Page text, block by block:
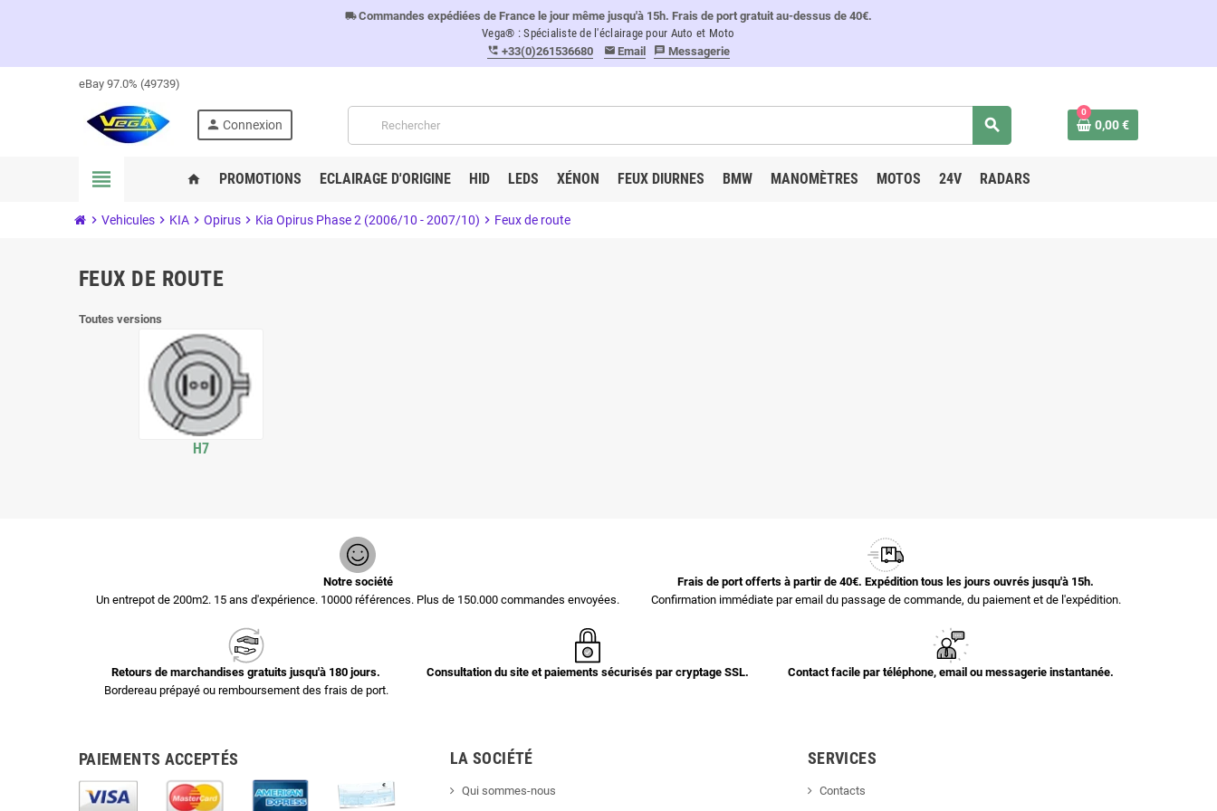
local_shippingCommandes expédiées de France le jour même jusqu'à 15h. Frais de port gratuit au-dessus de 40€.
Vega® : Spécialiste de l'éclairage pour Auto et Moto
perm_phone_msg +33(0)261536680 email Email message Messagerie
eBay 97.0% (49739)
person Connexion search
0
0,00 €
view_headline home PROMOTIONS ECLAIRAGE D'ORIGINE HID LEDS XÉNON FEUX DIURNES BMW MANOMÈTRES MOTOS 24V RADARS
chevron_right Vehicules chevron_right KIA chevron_right Opirus chevron_right Kia Opirus Phase 2 (2006/10 - 2007/10) chevron_right Feux de route
FEUX DE ROUTE
Toutes versions
H7
Notre société
Un entrepot de 200m2. 15 ans d'expérience. 10000 références. Plus de 150.000 commandes envoyées.
Frais de port offerts à partir de 40€. Expédition tous les jours ouvrés jusqu'à 15h.
Confirmation immédiate par email du passage de commande, du paiement et de l'expédition.
Retours de marchandises gratuits jusqu'à 180 jours.
Bordereau prépayé ou remboursement des frais de port.
Consultation du site et paiements sécurisés par cryptage SSL. Contact facile par téléphone, email ou messagerie instantanée.
PAIEMENTS ACCEPTÉS LA SOCIÉTÉ
Qui sommes-nous
SERVICES
Contacts